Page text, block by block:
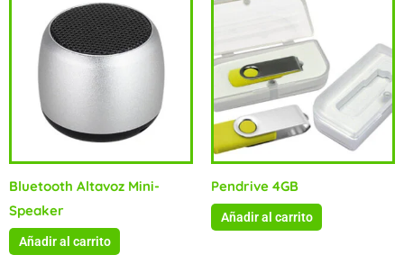
Bluetooth Altavoz Mini-
Speaker
Añadir al carrito
Pendrive 4GB
Añadir al carrito